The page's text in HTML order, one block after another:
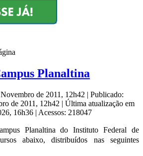
Planaltina
de 2011, 12h42 | Publicado:
de 2011, 12h42 | Última atualização em
16h36 | Acessos: 218047
Planaltina do Instituto Federal de
abaixo, distribuídos nas seguintes